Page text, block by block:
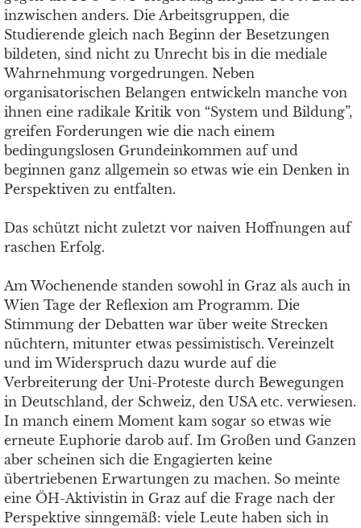
inzwischen anders. Die Arbeitsgruppen, die
Studierende gleich nach Beginn der Besetzungen
bildeten, sind nicht zu Unrecht bis in die mediale
Wahrnehmung vorgedrungen. Neben
organisatorischen Belangen entwickeln manche von
ihnen eine radikale Kritik von “System und Bildung”,
greifen Forderungen wie die nach einem
bedingungslosen Grundeinkommen auf und
beginnen ganz allgemein so etwas wie ein Denken in
Perspektiven zu entfalten.
Das schützt nicht zuletzt vor naiven Hoffnungen auf
raschen Erfolg.
Am Wochenende standen sowohl in Graz als auch in
Wien Tage der Reflexion am Programm. Die
Stimmung der Debatten war über weite Strecken
nüchtern, mitunter etwas pessimistisch. Vereinzelt
und im Widerspruch dazu wurde auf die
Verbreiterung der Uni-Proteste durch Bewegungen
in Deutschland, der Schweiz, den USA etc. verwiesen.
In manch einem Moment kam sogar so etwas wie
erneute Euphorie darob auf. Im Großen und Ganzen
aber scheinen sich die Engagierten keine
übertriebenen Erwartungen zu machen. So meinte
eine ÖH-Aktivistin in Graz auf die Frage nach der
Perspektive sinngemäß: viele Leute haben sich in